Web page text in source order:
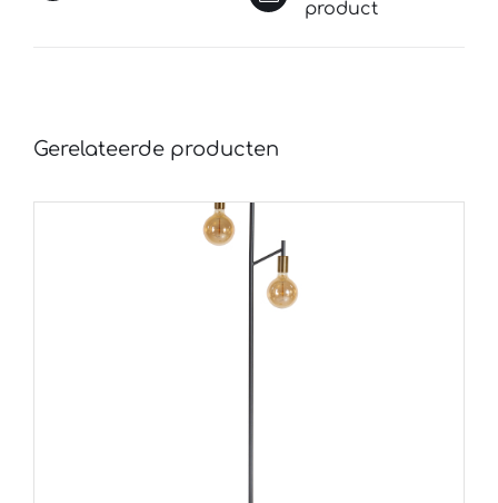
product
Gerelateerde producten